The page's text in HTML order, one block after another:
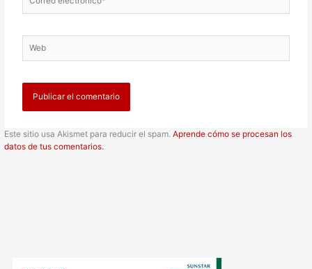
electrónico*
Este sitio usa Akismet para reducir el spam.Aprende cómo se procesan los
datos de tus comentarios.